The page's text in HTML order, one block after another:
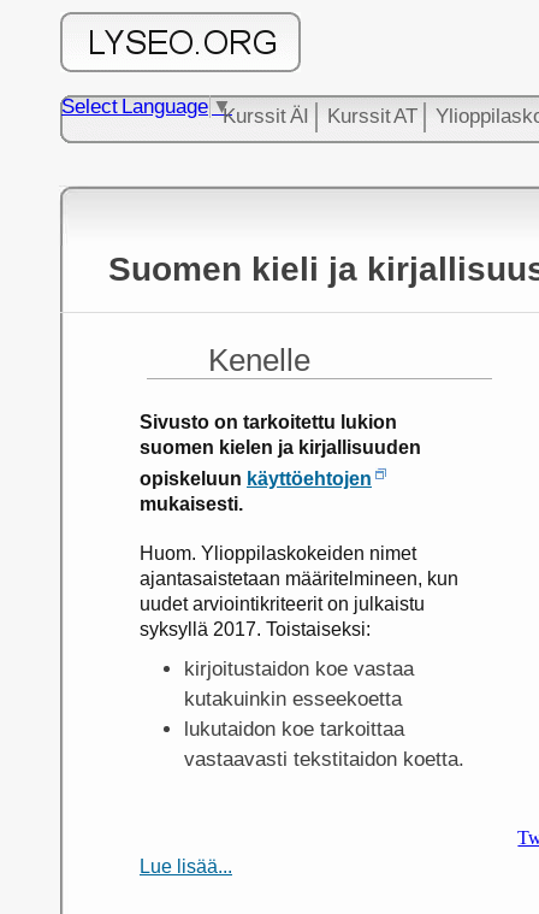
Kurssit ÄI Kurssit AT
Select Language ▼
Suomen kieli ja
Kenelle
Sivusto on tarkoitettu lukion
suomen kielen ja kirjallisuuden
opiskeluun käyttöehtojen
mukaisesti.
Huom. Ylioppilaskokeiden nimet
ajantasaistetaan määritelmineen, kun
uudet arviointikriteerit on julkaistu
syksyllä 2017. Toistaiseksi:
kirjoitustaidon koe vastaa
kutakuinkin esseekoetta
lukutaidon koe tarkoittaa
vastaavasti tekstitaidon koetta.
Lue lisää...